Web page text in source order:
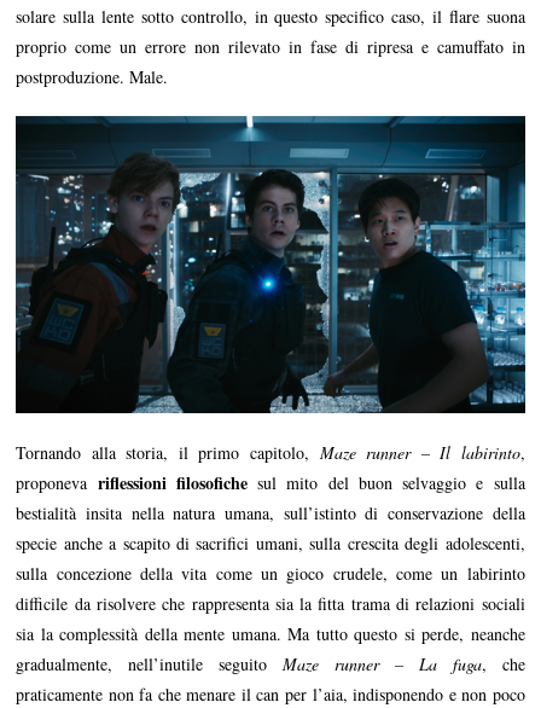
solare sulla lente sotto controllo, in questo specifico caso, il flare suona
proprio come un errore non rilevato in fase di ripresa e camuffato in
postproduzione. Male.
Tornando alla storia, il primo capitolo, Maze runner – Il labirinto,
proponeva riflessioni filosofichesul mito del buon selvaggio e sulla
bestialità insita nella natura umana, sull’istinto di conservazione della
specie anche a scapito di sacrifici umani, sulla crescita degli adolescenti,
sulla concezione della vita come un gioco crudele, come un labirinto
difficile da risolvere che rappresenta sia la fitta trama di relazioni sociali
sia la complessità della mente umana. Ma tutto questo si perde, neanche
gradualmente, nell’inutile seguitoMaze runner – La fuga, che
praticamente non fa che menare il can per l’aia, indisponendo e non poco